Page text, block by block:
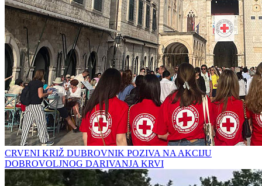
CRVENI KRIŽ DUBROVNIK POZIVA NA AKCIJU
DOBROVOLJNOG DARIVANJA KRVI